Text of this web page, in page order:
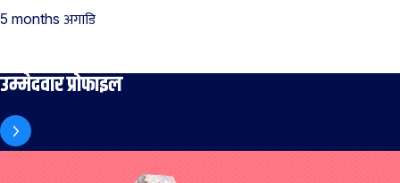
5 months अगाडि
उम्मेदवार प्रोफाइल